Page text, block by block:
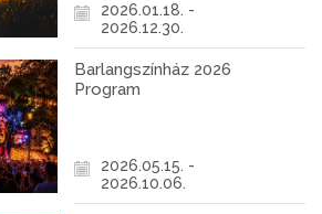
2026.01.18. -
2026.12.30.
Barlangszínház 2026
Program
2026.05.15. -
2026.10.06.